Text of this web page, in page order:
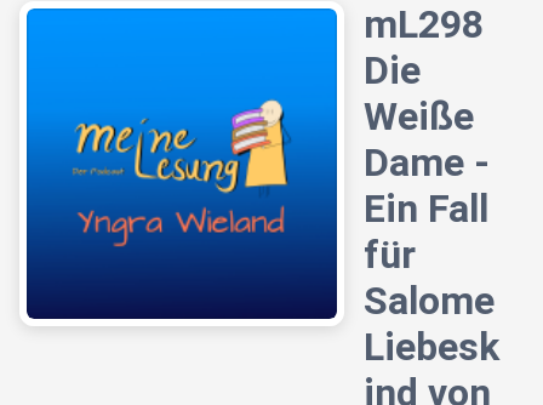
mL298
Die
Weiße
Dame -
Ein Fall
für
Salome
Liebesk
ind von